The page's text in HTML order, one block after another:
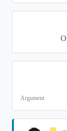
Argument